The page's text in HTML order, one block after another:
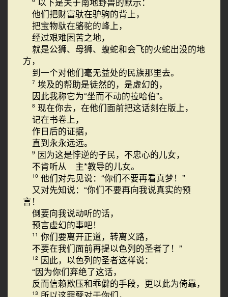
他们把财富驮在驴驹的背上，
把宝物驮在骆驼的峰上，
经过艰难困苦之地，
就是公狮、母狮、蝮蛇和会飞的火蛇出没的地
方，
到一个对他们毫无益处的民族那里去。
7 埃及的帮助是徒然的，是虚幻的，
因此我称它为“坐而不动的拉哈伯”。
8 现在你去，在他们面前把这话刻在版上，
记在书卷上，
作日后的证据，
直到永永远远。
9 因为这是悖逆的子民，不忠心的儿女，
不肯听从 主*教导的儿女。
10 他们对先见说：“你们不要再看真梦！”
又对先知说：“你们不要再向我说真实的预
言！
倒要向我说动听的话，
预言虚幻的事吧！
11 你们要离开正道，转离义路，
不要在我们面前再提以色列的圣者了！”
12 因此，以色列的圣者这样说：
“因为你们弃绝了这话，
反而信赖欺压和乖僻的手段，更以此为倚靠，
13